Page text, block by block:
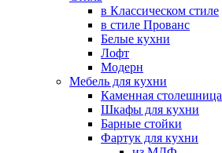
в Классическом стиле
в стиле Прованс
Белые кухни
Лофт
Модерн
Мебель для кухни
Каменная столешница
Шкафы для кухни
Барные стойки
Фартук для кухни